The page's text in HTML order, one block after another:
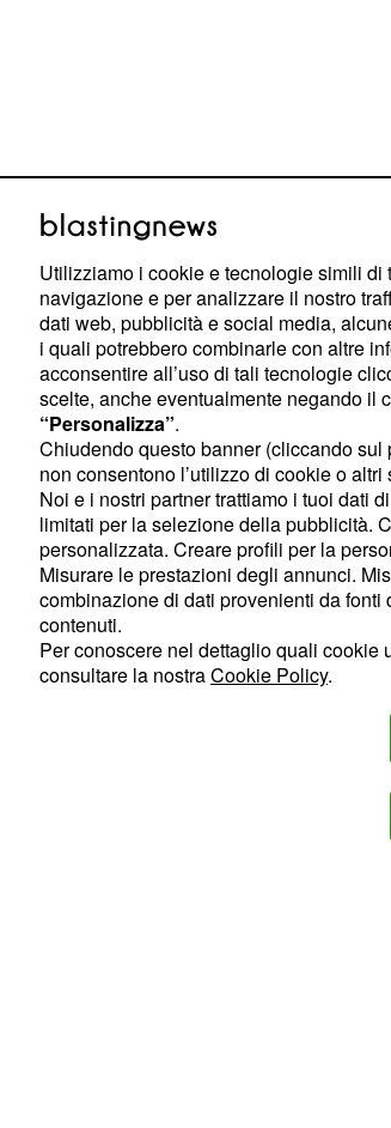
Vinokourov:
risarcimento’
Che nel passaggio diFabio Arudalla
Emirates ci fosse stato qualche problema
evidente da tempo. Già nel periodo del
scalatore sardo era stato dato per sicuro
UAE Emirates, ma anche con l’inizio del
1° agosto non era arrivata nessuna
Intanto i nervi tesi tra laAstanaed Aru si
prima e durante la Vuelta Espana, tra
della squadra al corridore, lasciato con
cambio inadeguati per affrontare la
L’atteso annuncio della firma del contratto
Emirates è slittato fino a dopo la
Utilizziamo i cookie e tecnologie simili
navigazione e per analizzare il nostro
dati web, pubblicità e social media,
i quali potrebbero combinarle con altre
acconsentire all’uso di tali tecnologie
scelte, anche eventualmente negando il
“Personalizza”.
Chiudendo questo banner (cliccando sul
non consentono l’utilizzo di cookie o
Noi e i nostri partner trattiamo i tuoi dati
limitati per la selezione della pubblicità.
personalizzata. Creare profili per la
Misurare le prestazioni degli annunci.
combinazione di dati provenienti da
contenuti.
Per conoscere nel dettaglio quali cookie
consultare la nostraCookie Policy.